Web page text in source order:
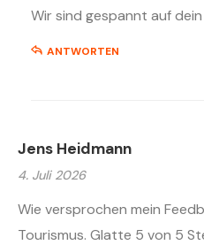
Wir sind gespannt auf
ANTWORTEN
Jens Heidmann
4. Juli 2026
Wie versprochen mein
Tourismus. Glatte 5 von 5